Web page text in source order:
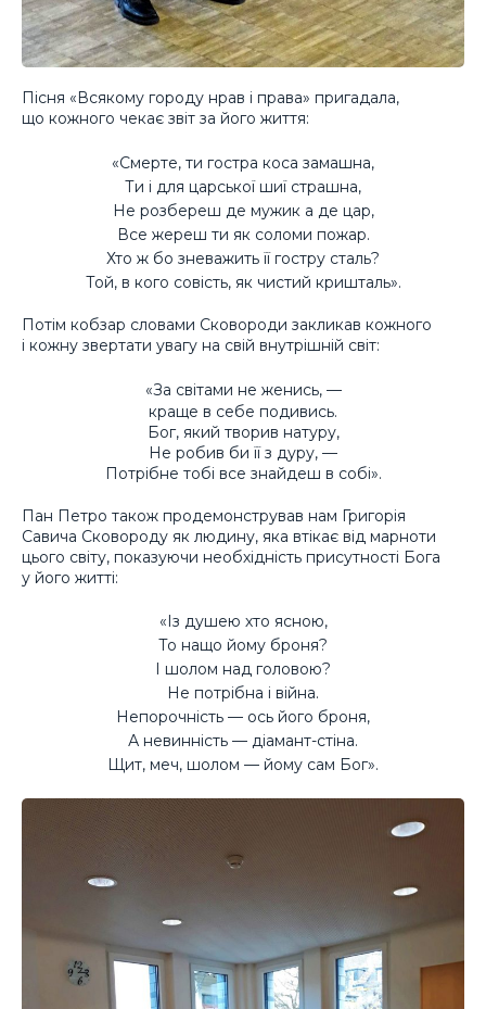
Пісня «Всякому городу нрав і права» пригадала,
що кожного чекає звіт за його життя:
«Смерте, ти гостра коса замашна,
Ти і для царської шиї страшна,
Не розбереш де мужик а де цар,
Все жереш ти як соломи пожар.
Хто ж бо зневажить її гостру сталь?
Той, в кого совість, як чистий кришталь».
Потім кобзар словами Сковороди закликав кожного
і кожну звертати увагу на свій внутрішній світ:
«За світами не женись, —
краще в себе подивись.
Бог, який творив натуру,
Не робив би її з дуру, —
Потрібне тобі все знайдеш в собі».
Пан Петро також продемонстрував нам Григорія
Савича Сковороду як людину, яка втікає від марноти
цього світу, показуючи необхідність присутності Бога
у його житті:
«Із душею хто ясною,
То нащо йому броня?
І шолом над головою?
Не потрібна і війна.
Непорочність — ось його броня,
А невинність — діамант-стіна.
Щит, меч, шолом — йому сам Бог».